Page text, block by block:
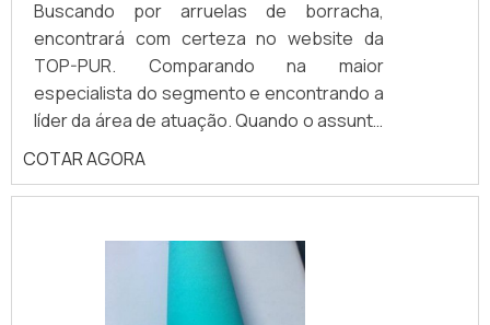
Buscando por arruelas de borracha,
encontrará com certeza no website da
TOP-PUR. Comparando na maior
especialista do segmento e encontrando a
líder da área de atuação. Quando o assunto
é arruelas de borracha, com a TOP-PUR o
comprometimento com o resultado dos
SOBRE ARRUELAS DE BORRACHA A TOP-
PUR foca sua energia em oferecer aos
clientes uma estrutura com escritório de
COTAR AGORA